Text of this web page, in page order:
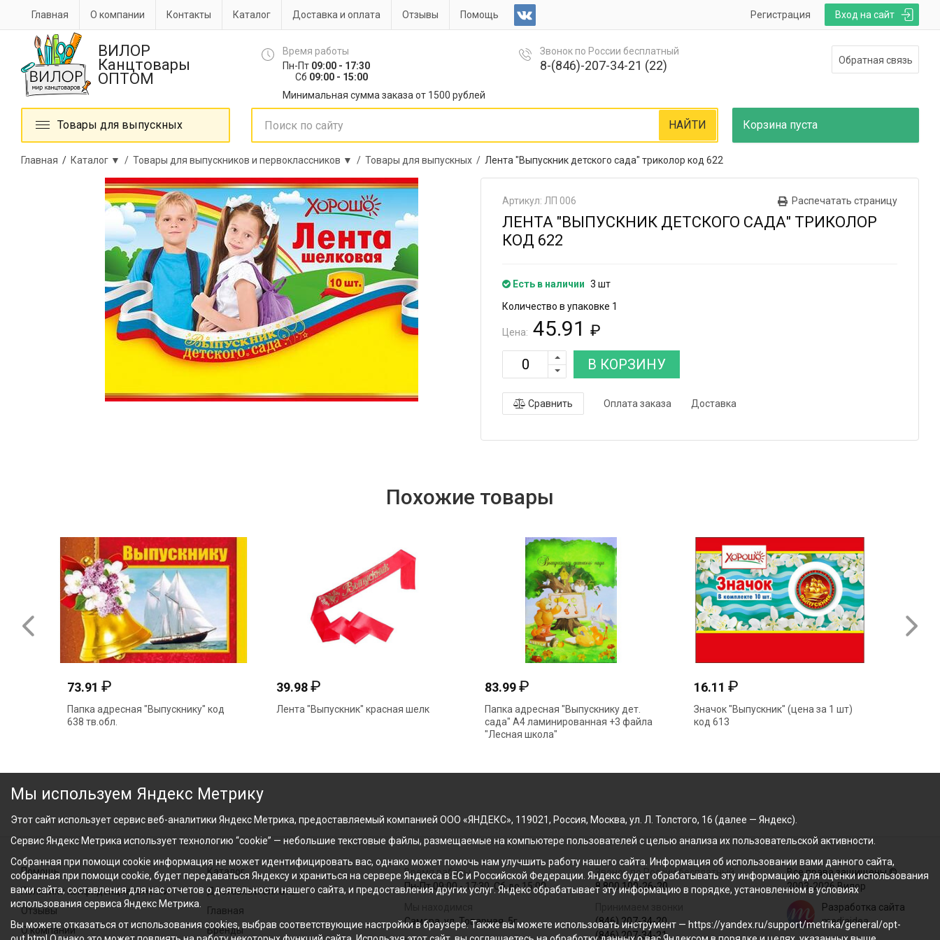
Вход на сайт
Регистрация
Главная О компании Контакты Каталог Доставка и оплата Отзывы Помощь
ВИЛОР
Канцтовары
ОПТОМ
Время работы
Пн-Пт 09:00 - 17:30
Сб 09:00 - 15:00
Минимальная сумма заказа от 1500 рублей
Звонок по России бесплатный
8-(846)-207-34-21 (22) Обратная связь
Товары для выпускных Корзина пуста
НАЙТИ
Главная / Каталог ▼ / Товары для выпускников и первоклассников ▼ / Товары для выпускных / Лента "Выпускник детского сада" триколор код 622
Распечатать страницу
Артикул: ЛП 006
ЛЕНТА "ВЫПУСКНИК ДЕТСКОГО САДА" ТРИКОЛОР
КОД 622
Есть в наличии 3 шт
Количество в упаковке 1
Цена: 45.91 ₽
В КОРЗИНУ
Сравнить Оплата заказа Доставка
Похожие товары
73.91 ₽
Папка адресная "Выпускнику" код
638 тв.обл.
39.98₽
Лента "Выпускник" красная шелк
83.99₽
Папка адресная "Выпускнику дет.
сада" А4 ламинированная +3 файла
"Лесная школа"
16.11 ₽
Значок "Выпускник" (цена за 1 шт)
код 613
Помощь
Политика конфиденциальности
Отзывы
О компании
Каталог
Доставка и оплата
Главная
Бренды
Время работы
Пн-Пт 09:00 - 17:30, Сб до 15:00
Самара, ул. Товарная, 5г
Звонок по России бесплатный
8 800 100-26-20
(846) 207-34-20
(846) 207-34-21
Все права защищены ©
2003-2026 Вилор
Разработка сайта
mediaidea
Мы используем Яндекс Метрику
Этот сайт использует сервис веб-аналитики Яндекс Метрика, предоставляемый компанией ООО «ЯНДЕКС», 119021, Россия, Москва, ул. Л. Толстого, 16 (далее — Яндекс).
Сервис Яндекс Метрика использует технологию “cookie” — небольшие текстовые файлы, размещаемые на компьютере пользователей с целью анализа их пользовательской активности.
Собранная при помощи cookie информация не может идентифицировать вас, однако может помочь нам улучшить работу нашего сайта. Информация об использовании вами данного сайта,
собранная при помощи cookie, будет передаваться Яндексу и храниться на сервере Яндекса в ЕС и Российской Федерации. Яндекс будет обрабатывать эту информацию для оценки использования
вами сайта, составления для нас отчетов о деятельности нашего сайта, и предоставления других услуг. Яндекс обрабатывает эту информацию в порядке, установленном в условиях
использования сервиса Яндекс Метрика.
Вы можете отказаться от использования cookies, выбрав соответствующие настройки в браузере. Также вы можете использовать инструмент — https://yandex.ru/support/metrika/general/opt-